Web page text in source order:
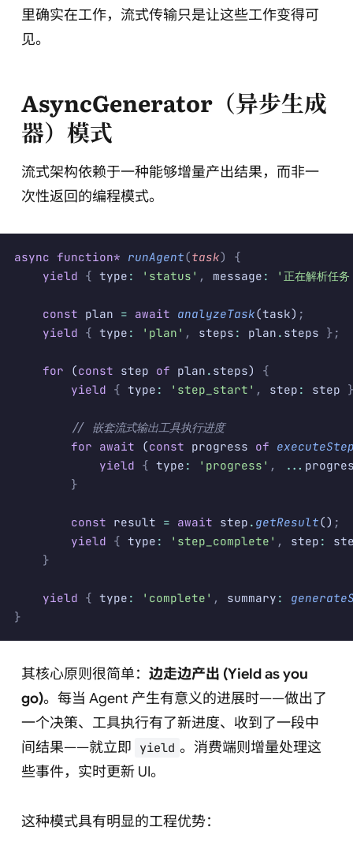
里确实在工作，流式传输只是让这些工作变得可
见。
AsyncGenerator（异步生成
器）模式
流式架构依赖于一种能够增量产出结果，而非一
次性返回的编程模式。
async function* runAgent(task)
{
    yield
{ type : 'status' , message : '正在解析任
    const
plan = await analyzeTask(task) ;
    yield
{ type : 'plan' , steps : plan . steps };
    for
(const step of plan . steps) {
        yield
{ type : 'step_start' , step : step
        // 嵌套流式输出工具执行进度
        for
await (const progress of
            yield
{ type : 'progress' , ...
        }
        const
result = await step . getResult() ;
        yield
{ type : 'step_complete' , step :
    }
    yield
{ type : 'complete' , summary :
}
其核心原则很简单： 边走边产出 (Yield as you
go)。每当 Agent 产生有意义的进展时——做出了
一个决策、工具执行有了新进度、收到了一段中
间结果——就立即 yield 。消费端则增量处理这
些事件，实时更新 UI。
这种模式具有明显的工程优势：